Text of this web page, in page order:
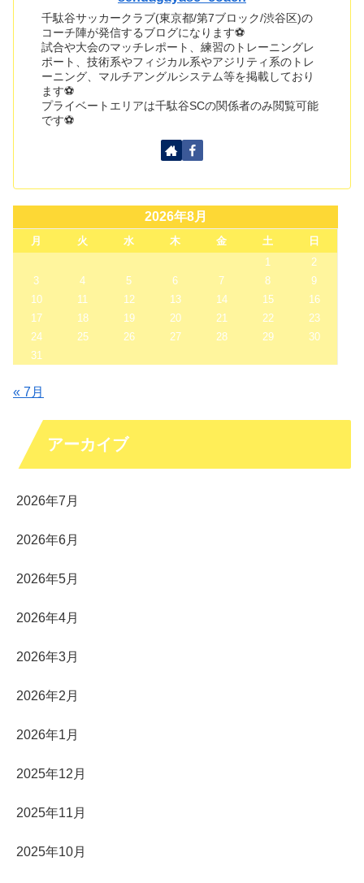
千駄谷サッカークラブ(東京都/第7ブロック/渋谷区)の
コーチ陣が発信するブログになります⚽
試合や大会のマッチレポート、練習のトレーニングレ
ポート、技術系やフィジカル系やアジリティ系のトレ
ーニング、マルチアングルシステム等を掲載しており
ます⚽
プライベートエリアは千駄谷SCの関係者のみ閲覧可能
です⚽
2026年8月
月 火 水 木 金 土
日
1
2
3
4 5 6 7 8
9
10
11 12 13 14 15
16
17
18 19 20 21 22
23
24
25 26 27 28 29
30
31
« 7月
アーカイブ
2026年7月
2026年6月
2026年5月
2026年4月
2026年3月
2026年2月
2026年1月
2025年12月
2025年11月
2025年10月